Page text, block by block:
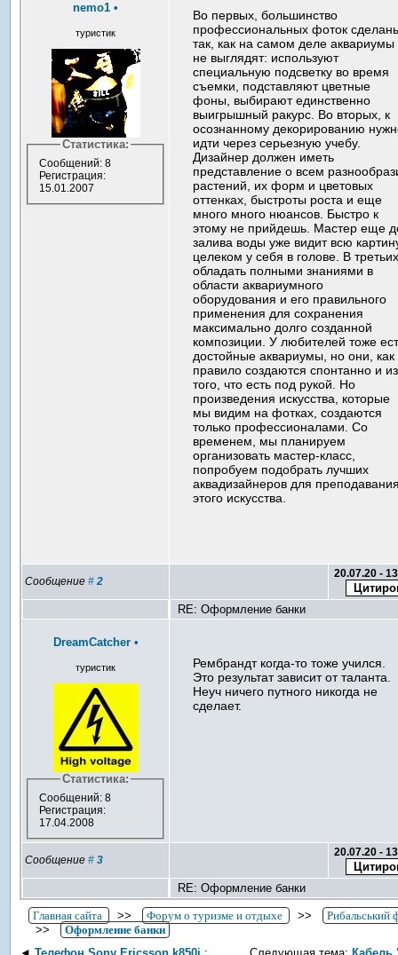
nemo1 •
туристик
Статистика:
Сообщений: 8
Регистрация:
15.01.2007
Во первых, большинство
профессиональных фоток
так, как на самом деле аквариумы
не выглядят: используют
специальную подсветку во время
съемки, подставляют цветные
фоны, выбирают единственно
выигрышный ракурс. Во вторых, к
осознанному декорированию
идти через серьезную учебу.
Дизайнер должен иметь
представление о всем
растений, их форм и цветовых
оттенках, быстроты роста и еще
много много нюансов. Быстро к
этому не прийдешь. Мастер еще
залива воды уже видит всю
целеком у себя в голове. В
обладать полными знаниями в
области аквариумного
оборудования и его правильного
применения для сохранения
максимально долго созданной
композиции. У любителей тоже
достойные аквариумы, но они, как
правило создаются спонтанно и из
того, что есть под рукой. Но
произведения искусства, которые
мы видим на фотках, создаются
только профессионалами. Со
временем, мы планируем
организовать мастер-класс,
попробуем подобрать лучших
аквадизайнеров для
этого искусства.
Сообщение#2
20.07.20 -
RE: Оформление банки
DreamCatcher •
туристик
Статистика:
Сообщений: 8
Регистрация:
17.04.2008
Рембрандт когда-то тоже учился.
Это результат зависит от таланта.
Неуч ничего путного никогда не
сделает.
Сообщение#3
20.07.20 -
RE: Оформление банки
Главная сайта >> Форум о туризме и отдыхе >>
Рибальський
>>
Оформление банки